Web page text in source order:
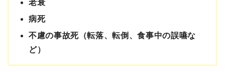
老衰
病死
不慮の事故死（転落、転倒、食事中の誤嚥な
ど）